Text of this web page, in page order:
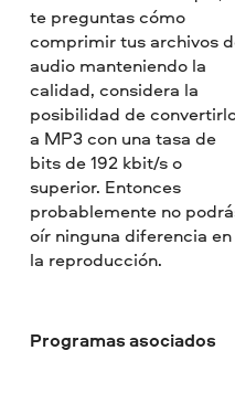
te preguntas cómo
comprimir tus archivos
audio manteniendo la
calidad, considera la
posibilidad de
a MP3 con una tasa de
bits de 192 kbit/s o
superior. Entonces
probablemente no
oír ninguna diferencia en
la reproducción.
Programas asociados